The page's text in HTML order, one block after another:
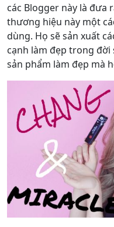
các Blogger này là đưa
thương hiệu này một
dùng. Họ sẽ sản xuất
cạnh làm đẹp trong đời
sản phẩm làm đẹp mà